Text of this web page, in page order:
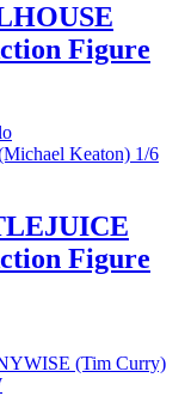
Figure
Figure